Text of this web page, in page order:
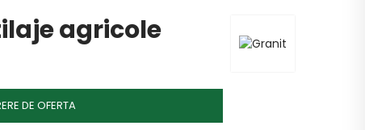
agricole
DE OFERTA